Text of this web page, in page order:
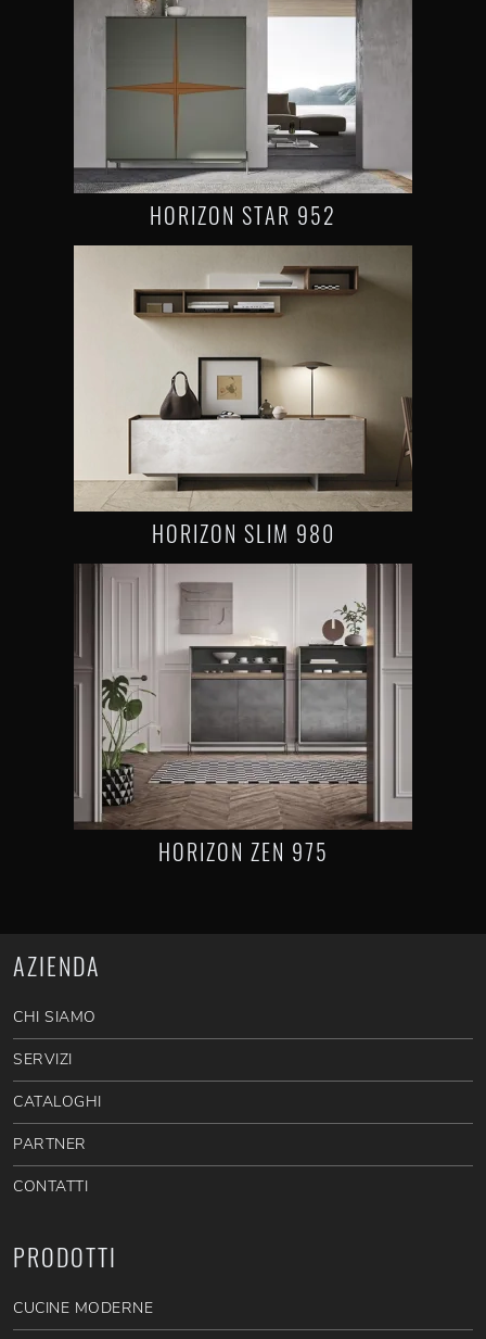
HORIZON STAR 952
HORIZON SLIM 980
HORIZON ZEN 975
AZIENDA
CHI SIAMO
SERVIZI
CATALOGHI
PARTNER
CONTATTI
PRODOTTI
CUCINE MODERNE